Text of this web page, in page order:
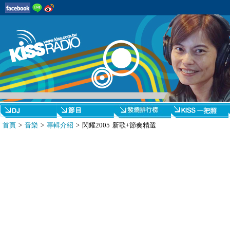
首頁 > 音樂 > 專輯介紹 > 閃耀2005 新歌+節奏精選